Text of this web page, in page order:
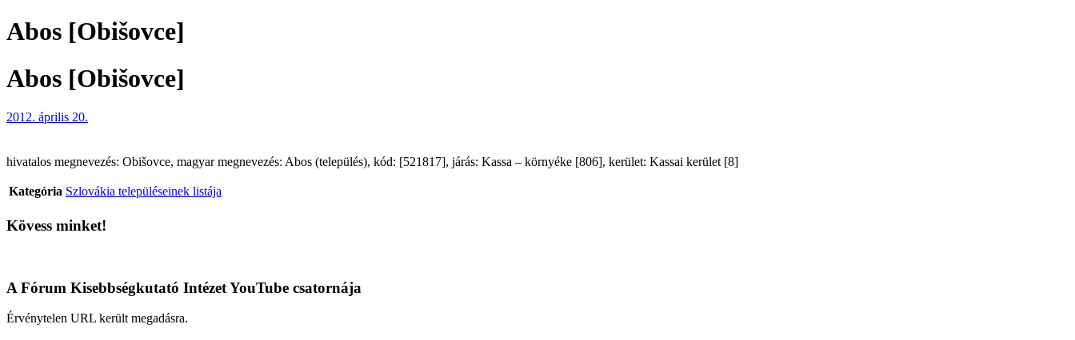
Abos [Obišovce]
Abos [Obišovce]
2012. április 20.
hivatalos megnevezés: Obišovce, magyar megnevezés: Abos (település), kód: [521817], járás: Kassa – környéke [806], kerület: Kassai kerület [8]
Kategória Szlovákia településeinek listája
Kövess minket!
A Fórum Kisebbségkutató Intézet YouTube csatornája
Érvénytelen URL került megadásra.